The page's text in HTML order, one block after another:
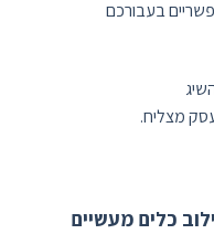
בעבורכם
עסק מצליח.
כלים מעשיים